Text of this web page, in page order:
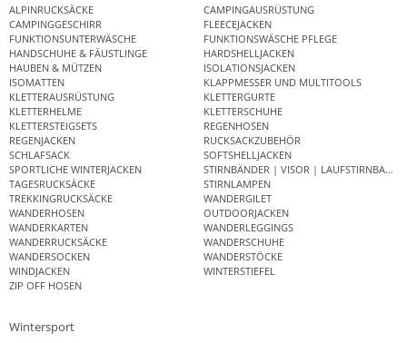
ALPINRUCKSÄCKE
CAMPINGAUSRÜSTUNG
CAMPINGGESCHIRR
FLEECEJACKEN
FUNKTIONSUNTERWÄSCHE
FUNKTIONSWÄSCHE PFLEGE
HANDSCHUHE & FÄUSTLINGE
HARDSHELLJACKEN
HAUBEN & MÜTZEN
ISOLATIONSJACKEN
ISOMATTEN
KLAPPMESSER UND MULTITOOLS
KLETTERAUSRÜSTUNG
KLETTERGURTE
KLETTERHELME
KLETTERSCHUHE
KLETTERSTEIGSETS
REGENHOSEN
REGENJACKEN
RUCKSACKZUBEHÖR
SCHLAFSACK
SOFTSHELLJACKEN
SPORTLICHE WINTERJACKEN
STIRNBÄNDER | VISOR | LAUFSTIRNBAND
TAGESRUCKSÄCKE
STIRNLAMPEN
TREKKINGRUCKSÄCKE
WANDERGILET
WANDERHOSEN
OUTDOORJACKEN
WANDERKARTEN
WANDERLEGGINGS
WANDERRUCKSÄCKE
WANDERSCHUHE
WANDERSOCKEN
WANDERSTÖCKE
WINDJACKEN
WINTERSTIEFEL
ZIP OFF HOSEN
Wintersport